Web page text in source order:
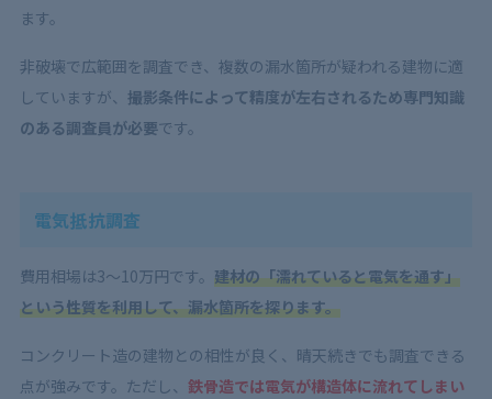
ます。
非破壊で広範囲を調査でき、複数の漏水箇所が疑われる建物に適
していますが、 撮影条件によって精度が左右されるため専門知識
のある調査員が必要です。
電気抵抗調査
費用相場は3〜10万円です。 建材の「濡れていると電気を通す」
という性質を利用して、漏水箇所を探ります。
コンクリート造の建物との相性が良く、晴天続きでも調査できる
点が強みです。ただし、 鉄骨造では電気が構造体に流れてしまい